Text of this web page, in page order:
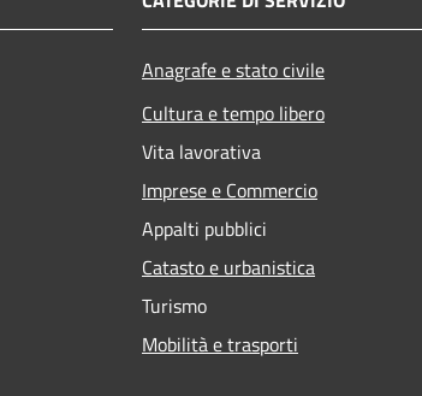
Anagrafe e stato civile
Cultura e tempo libero
Vita lavorativa
Imprese e Commercio
Appalti pubblici
Catasto e urbanistica
Turismo
Mobilità e trasporti